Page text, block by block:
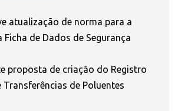
atualização de norma para a
de Dados de Segurança
proposta de criação do Registro
Transferências de Poluentes